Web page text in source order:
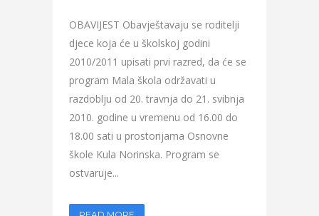
OBAVIJEST Obavještavaju se roditelji
djece koja će u školskoj godini
2010/2011 upisati prvi razred, da će se
program Mala škola održavati u
razdoblju od 20. travnja do 21. svibnja
2010. godine u vremenu od 16.00 do
18.00 sati u prostorijama Osnovne
škole Kula Norinska. Program se
ostvaruje...